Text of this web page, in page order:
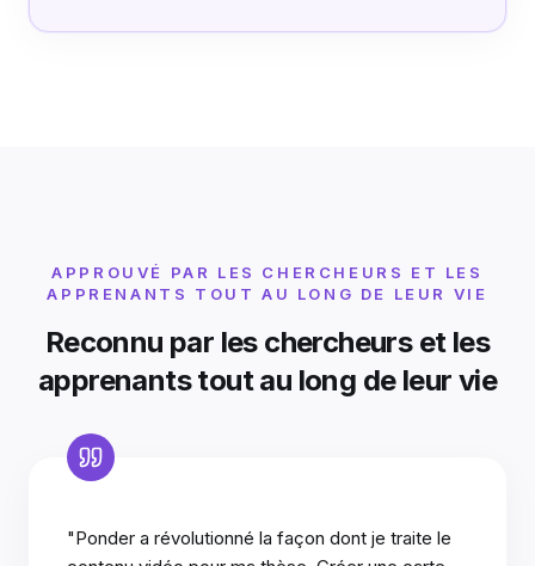
APPROUVÉ PAR LES CHERCHEURS ET LES
APPRENANTS TOUT AU LONG DE LEUR VIE
Reconnu par les chercheurs et les
apprenants tout au long de leur vie
"Ponder a révolutionné la façon dont je traite le